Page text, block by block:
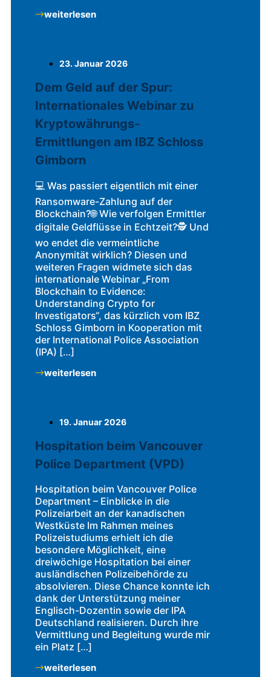
weiterlesen
23. Januar 2026
Dem Geld auf der Spur:
Internationales Webinar zu
Kryptowährungs-
Ermittlungen am IBZ Schloss
Gimborn
💻 Was passiert eigentlich mit einer
Ransomware-Zahlung auf der
Blockchain?🌐 Wie verfolgen Ermittler
digitale Geldflüsse in Echtzeit?🕵️ Und
wo endet die vermeintliche
Anonymität wirklich? Diesen und
weiteren Fragen widmete sich das
internationale Webinar „From
Blockchain to Evidence:
Understanding Crypto for
Investigators“, das kürzlich vom IBZ
Schloss Gimborn in Kooperation mit
der International Police Association
(IPA) […]
weiterlesen
19. Januar 2026
Hospitation beim Vancouver
Police Department (VPD)
Hospitation beim Vancouver Police
Department – Einblicke in die
Polizeiarbeit an der kanadischen
Westküste Im Rahmen meines
Polizeistudiums erhielt ich die
besondere Möglichkeit, eine
dreiwöchige Hospitation bei einer
ausländischen Polizeibehörde zu
absolvieren. Diese Chance konnte ich
dank der Unterstützung meiner
Englisch-Dozentin sowie der IPA
Deutschland realisieren. Durch ihre
Vermittlung und Begleitung wurde mir
ein Platz […]
weiterlesen